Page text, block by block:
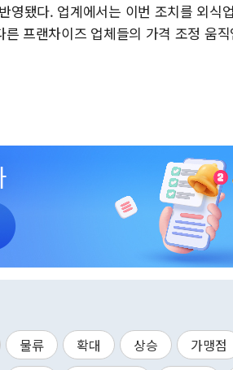
영됐다. 업계에서는 이번 조치를 외식
프랜차이즈 업체들의 가격 조정 움
물류 확대 상승 가맹점